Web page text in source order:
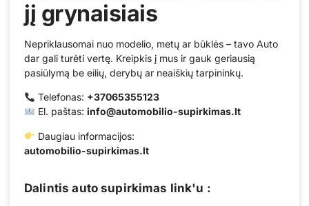
jį grynaisiais
Nepriklausomai nuo modelio, metų ar būklės – tavo Auto
dar gali turėti vertę. Kreipkis į mus ir gauk geriausią
pasiūlymą be eilių, derybų ar neaiškių tarpininkų.
Telefonas: +37065355123
El. paštas: info@automobilio-supirkimas.lt
Daugiau informacijos:
automobilio-supirkimas.lt
Dalintis auto supirkimas link'u :